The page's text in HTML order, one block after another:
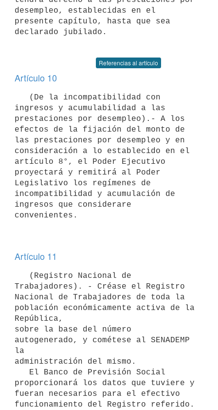
desempleo, establecidas en el
presente capítulo, hasta que sea
declarado jubilado.
Referencias al artículo
Artículo 10
ingresos y acumulabilidad a las
prestaciones por desempleo).- A los
efectos de la fijación del monto de
las prestaciones por desempleo y en
consideración a lo establecido en el
artículo 8°, el Poder Ejecutivo
proyectará y remitirá al Poder
Legislativo los regímenes de
incompatibilidad y acumulación de
ingresos que considerare
convenientes.
Artículo 11
Trabajadores). - Créase el Registro
Nacional de Trabajadores de toda la
población económicamente activa de la
República,
sobre la base del número
autogenerado, y cométese al SENADEMP
la
administración del mismo.
proporcionará los datos que tuviere y
fueran necesarios para el efectivo
funcionamiento del Registro referido.